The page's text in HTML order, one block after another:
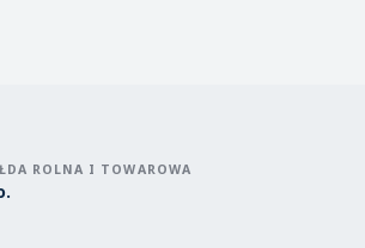
ROLNA I TOWAROWA